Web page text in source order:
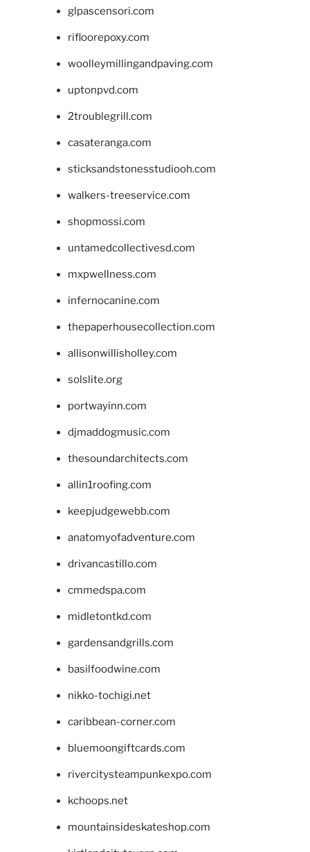
glpascensori.com
rifloorepoxy.com
woolleymillingandpaving.com
uptonpvd.com
2troublegrill.com
casateranga.com
sticksandstonesstudiooh.com
walkers-treeservice.com
shopmossi.com
untamedcollectivesd.com
mxpwellness.com
infernocanine.com
thepaperhousecollection.com
allisonwillisholley.com
solslite.org
portwayinn.com
djmaddogmusic.com
thesoundarchitects.com
allin1roofing.com
keepjudgewebb.com
anatomyofadventure.com
drivancastillo.com
cmmedspa.com
midletontkd.com
gardensandgrills.com
basilfoodwine.com
nikko-tochigi.net
caribbean-corner.com
bluemoongiftcards.com
rivercitysteampunkexpo.com
kchoops.net
mountainsideskateshop.com